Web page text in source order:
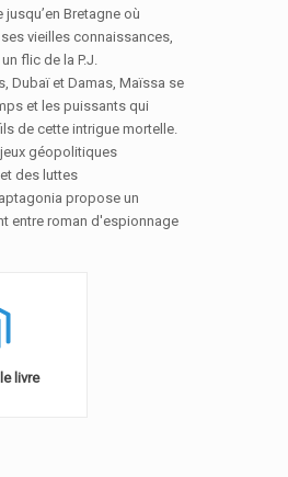
Bretagne où
vieilles connaissances,
flic de la P.J.
Dubaï et Damas, Maïssa se
et les puissants qui
de cette intrigue mortelle.
géopolitiques
des luttes
propose un
entre roman d'espionnage
livre